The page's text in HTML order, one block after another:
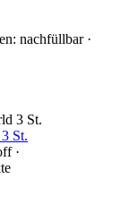
nachfüllbar ·
St.
·